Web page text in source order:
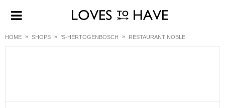
HOME SHOPS 'S-HERTOGENBOSCH RESTAURANT NOBLE